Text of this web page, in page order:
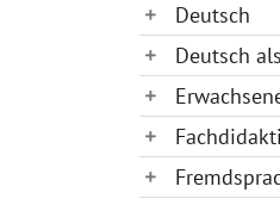
Deutsch
Deutsch